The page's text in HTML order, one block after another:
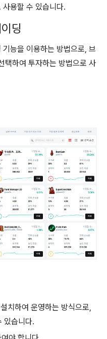
용할 수 있습니다.
딩
능을 이용하는 방법으로, 브
택하여 투자하는 방법으로 사
치하여 운영하는 방식으로,
있습니다.